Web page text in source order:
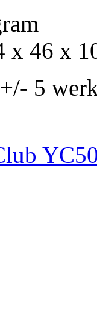
x 46 x
5